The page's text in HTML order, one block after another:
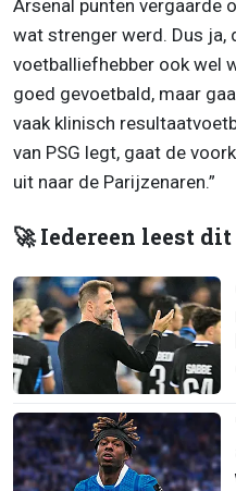
Arsenal punten vergaarde
wat strenger werd. Dus ja,
voetballiefhebber ook wel
goed gevoetbald, maar
vaak klinisch
van PSG legt, gaat de
uit naar de Parijzenaren.”
🚀 Iedereen leest